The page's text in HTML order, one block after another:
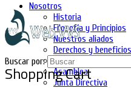
Nosotros
Historia
Filosofía y Principios
Nuestros aliados
Derechos y beneficios
Asociados
Asamblea
Junta Directiva
Shopping Cart
Buscar por: